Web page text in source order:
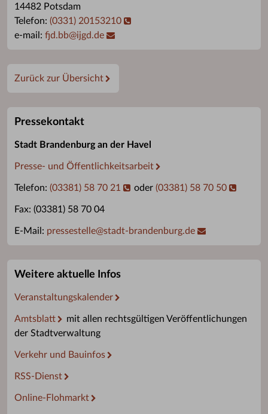
14482 Potsdam
Telefon: (0331) 20153210
e-mail: fjd.bb@ijgd.de
Zurück zur Übersicht
Pressekontakt
Stadt Brandenburg an der Havel
Presse- und Öffentlichkeitsarbeit
Telefon: (03381) 58 70 21 oder (03381) 58 70 50
Fax: (03381) 58 70 04
E-Mail: pressestelle@stadt-brandenburg.de
Weitere aktuelle Infos
Veranstaltungskalender
Amtsblatt
mit allen rechtsgültigen Veröffentlichungen
der Stadtverwaltung
Verkehr und Bauinfos
RSS-Dienst
Online-Flohmarkt